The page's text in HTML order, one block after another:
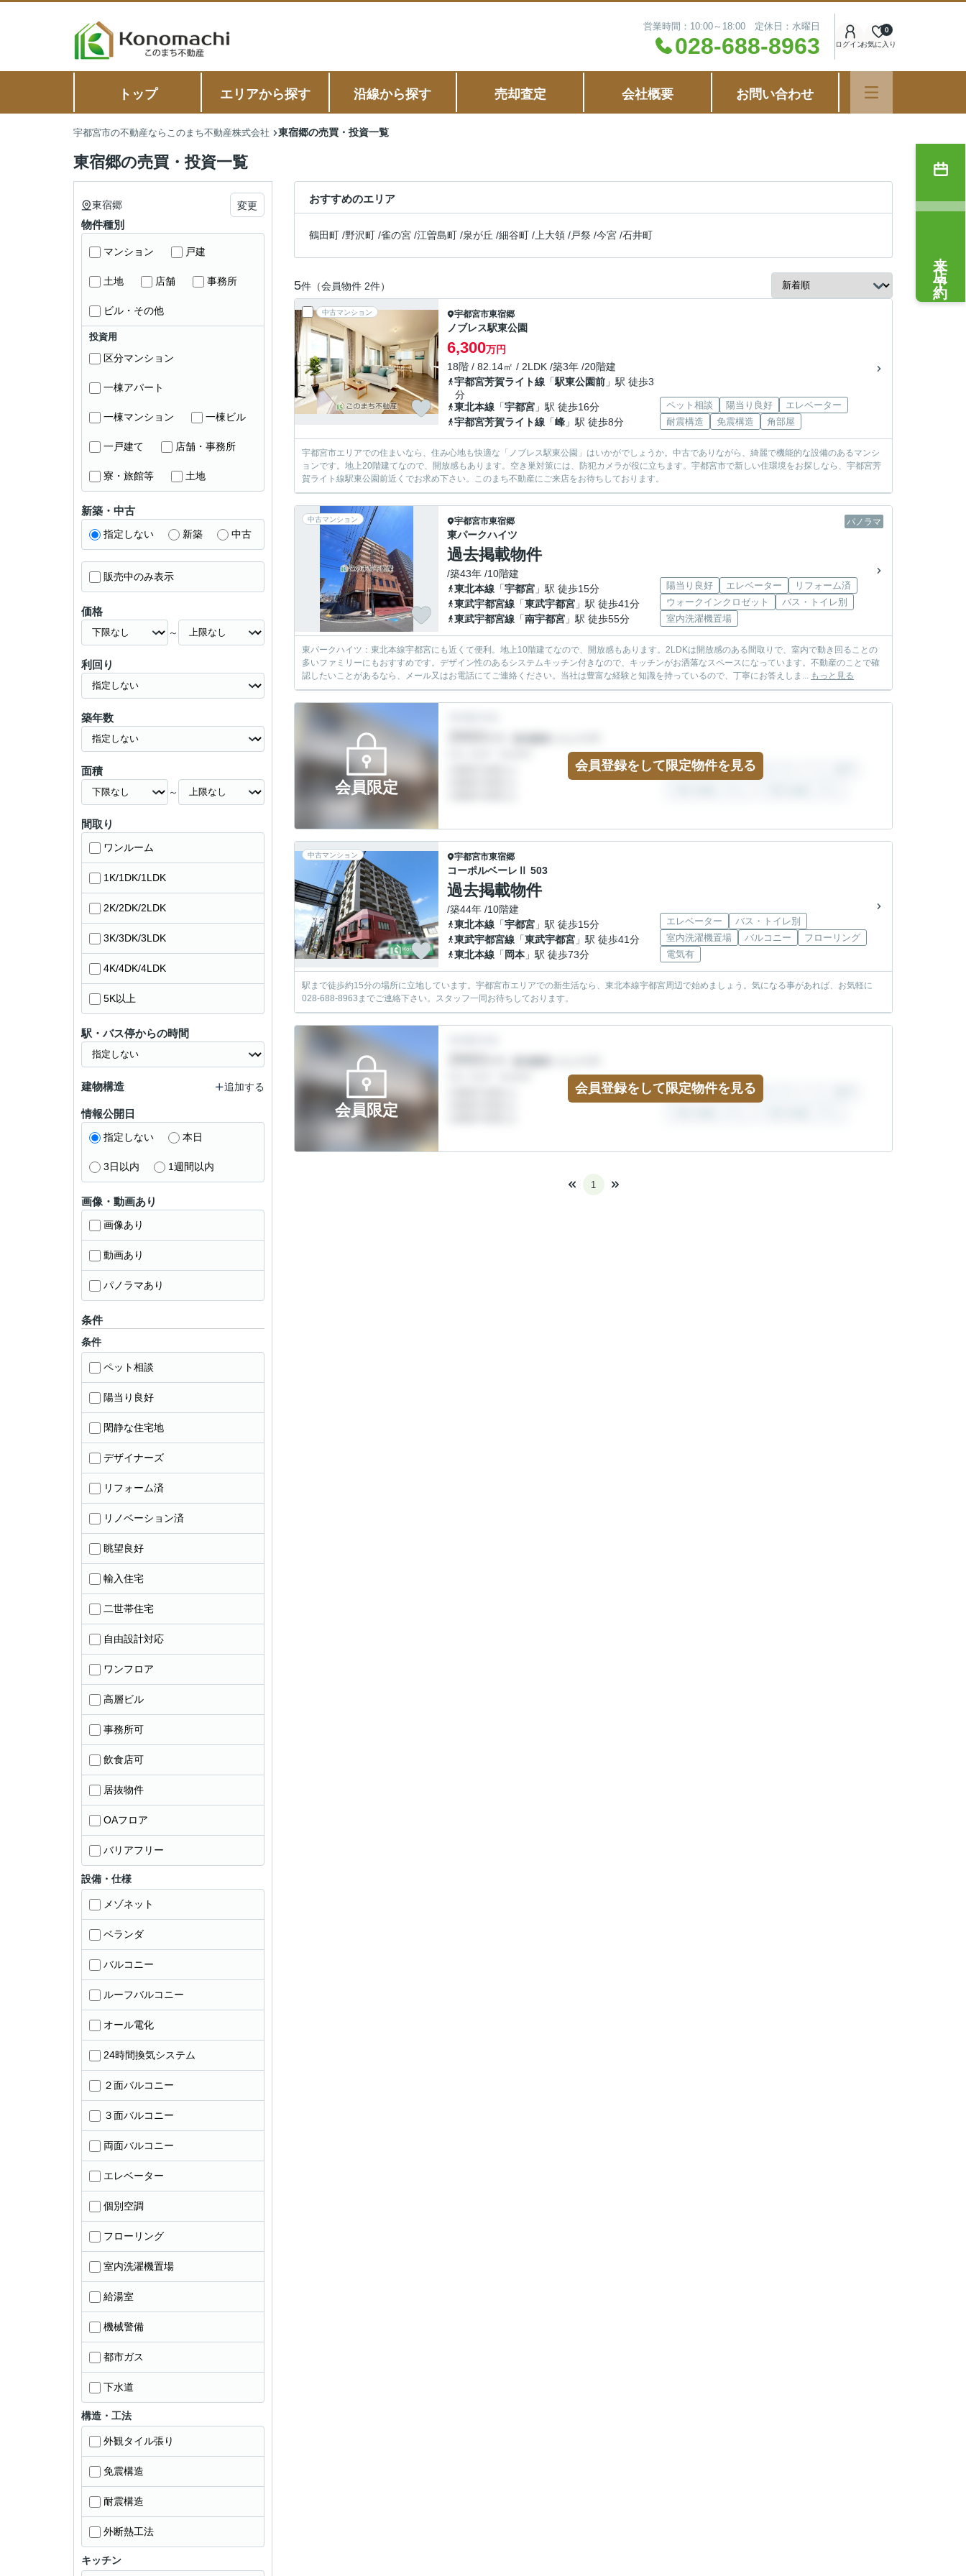
営業時間：10:00～18:00 定休日：水曜日
028-688-8963 ログインお気に入り
0
トップ エリアから探す 沿線から探す 売却査定 会社概要 お問い合わせ
宇都宮市の不動産ならこのまち不動産株式会社 東宿郷の売買・投資一覧
東宿郷の売買・投資一覧
おすすめのエリア
鶴田町 /野沢町 /雀の宮 /江曽島町 /泉が丘 /細谷町 / 上大領 /戸祭 /今宮 /石井町
5件（会員物件 2件）
中古マンション 宇都宮市東宿郷
ノブレス駅東公園
6,300万円
18階 / 82.14㎡ / 2LDK /築3年 /20階建
宇都宮芳賀ライト線 「駅東公園前 」駅 徒歩3
分
東北本線 「宇都宮 」駅 徒歩16分
宇都宮芳賀ライト線 「峰 」駅 徒歩8分
ペット相談 陽当り良好
エレベーター
耐震構造
免震構造 角部屋
宇都宮市エリアでの住まいなら、住み心地も快適な「ノブレス駅東公園」はいかがでしょうか。中古でありながら、綺麗で機能的な設備のあるマンシ
ョンです。地上20階建てなので、開放感もあります。空き巣対策には、防犯カメラが役に立ちます。宇都宮市で新しい住環境をお探しなら、宇都宮芳
賀ライト線駅東公園前近くでお求め下さい。このまち不動産にご来店をお待ちしております。
中古マンション パノラマ
宇都宮市東宿郷
東パークハイツ
過去掲載物件
/築43年 /10階建
東北本線 「宇都宮 」駅 徒歩15分
東武宇都宮線 「東武宇都宮 」駅 徒歩41分
東武宇都宮線 「南宇都宮 」駅 徒歩55分
陽当り良好 エレベーター
リフォーム済
ウォークインクロゼット
バス・トイレ別
室内洗濯機置場
東パークハイツ：東北本線宇都宮にも近くて便利。地上10階建てなので、開放感もあります。2LDKは開放感のある間取りで、室内で動き回ることの
多いファミリーにもおすすめです。デザイン性のあるシステムキッチン付きなので、キッチンがお洒落なスペースになっています。不動産のことで確
認したいことがあるなら、メール又はお電話にてご連絡ください。当社は豊富な経験と知識を持っているので、丁寧にお答えしま... もっと見る
会員限定
会員登録をして限定物件を見る
中古マンション 宇都宮市東宿郷
コーポルベーレⅡ 503
過去掲載物件
/築44年 /10階建
東北本線 「宇都宮 」駅 徒歩15分
東武宇都宮線 「東武宇都宮 」駅 徒歩41分
東北本線 「 岡本 」駅 徒歩73分
エレベーター
バス・トイレ別
室内洗濯機置場
バルコニー
フローリング
電気有
駅まで徒歩約15分の場所に立地しています。宇都宮市エリアでの新生活なら、東北本線宇都宮周辺で始めましょう。気になる事があれば、お気軽に
028-688-8963までご連絡下さい。スタッフ一同お待ちしております。
会員限定
会員登録をして限定物件を見る
1
東宿郷 変更
物件種別
マンション 戸建
土地 店舗 事務所
ビル・その他
投資用
区分マンション
一棟アパート
一棟マンション 一棟ビル
一戸建て 店舗・事務所
寮・旅館等 土地
新築・中古
指定しない 新築 中古
販売中のみ表示
価格
～
利回り
築年数
面積
～
間取り
ワンルーム
1K/1DK/1LDK
2K/2DK/2LDK
3K/3DK/3LDK
4K/4DK/4LDK
5K以上
駅・バス停からの時間
建物構造 追加する
情報公開日
指定しない 本日
3日以内 1週間以内
画像・動画あり
画像あり
動画あり
パノラマあり
条件
条件
ペット相談
陽当り良好
閑静な住宅地
デザイナーズ
リフォーム済
リノベーション済
眺望良好
輸入住宅
二世帯住宅
自由設計対応
ワンフロア
高層ビル
事務所可
飲食店可
居抜物件
OAフロア
バリアフリー
設備・仕様
メゾネット
ベランダ
バルコニー
ルーフバルコニー
オール電化
24時間換気システム
２面バルコニー
３面バルコニー
両面バルコニー
エレベーター
個別空調
フローリング
室内洗濯機置場
給湯室
機械警備
都市ガス
下水道
構造・工法
外観タイル張り
免震構造
耐震構造
外断熱工法
キッチン
来店予約